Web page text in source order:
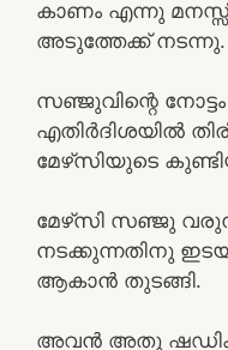
കാണം എന്നു
അടുത്തേക്ക് നടന്നു.
സഞ്ജുവിന്റെ
എതിർദിശയിൽ
മേഴ്‌സിയുടെ
മേഴ്‌സി സഞ്ജു
നടക്കുന്നതിനു
ആകാൻ തുടങ്ങി.
അവൻ അതു